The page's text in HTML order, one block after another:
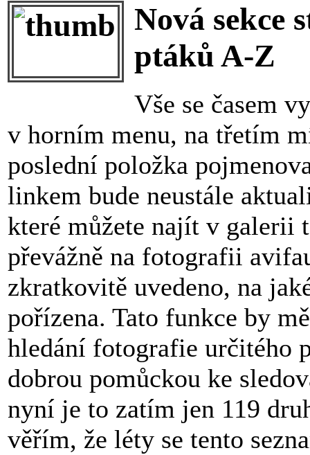
Nová sekce
ptáků A-Z
Vše se časem
v horním menu, na třetím
poslední položka
linkem bude neustále
které můžete najít v galerii
převážně na fotografii
zkratkovitě uvedeno, na
pořízena. Tato funkce by
hledání fotografie určitého
dobrou pomůckou ke
nyní je to zatím jen 119
věřím, že léty se tento